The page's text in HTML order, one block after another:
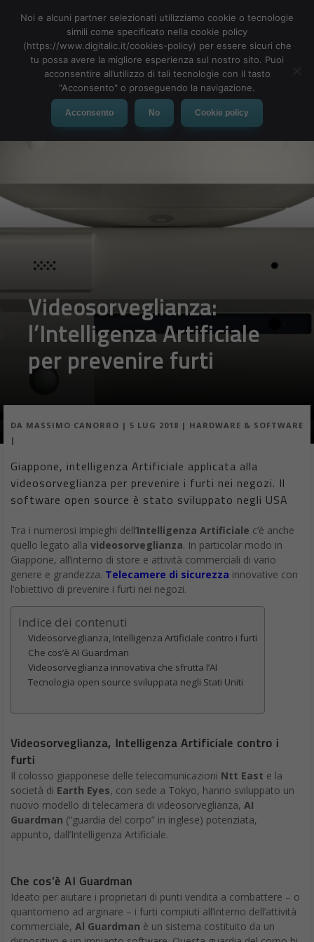
MENU
Videosorveglianza:
l’Intelligenza Artificiale
per prevenire furti
DA MASSIMO CANORRO | 5 LUG 2018 | HARDWARE & SOFTWARE
|
Giappone, intelligenza Artificiale applicata alla
videosorveglianza per prevenire i furti nei negozi. Il
software open source è stato sviluppato negli USA
Tra i numerosi impieghi dell’Intelligenza Artificiale c’è anche
quello legato alla videosorveglianza. In particolar modo in
Giappone, all’interno di store e attività commerciali di vario
genere e grandezza. Telecamere di sicurezza innovative con
l’obiettivo di prevenire i furti nei negozi.
Indice dei contenuti
Videosorveglianza, Intelligenza Artificiale contro i furti
Che cos’è AI Guardman
Videosorveglianza innovativa che sfrutta l’AI
Tecnologia open source sviluppata negli Stati Uniti
Videosorveglianza, Intelligenza Artificiale contro i
furti
Il colosso giapponese delle telecomunicazioni Ntt East e la
società di Earth Eyes, con sede a Tokyo, hanno sviluppato un
nuovo modello di telecamera di videosorveglianza, AI
Guardman (“guardia del corpo” in inglese) potenziata,
appunto, dall’Intelligenza Artificiale.
Che cos’è AI Guardman
Ideato per aiutare i proprietari di punti vendita a combattere – o
quantomeno ad arginare – i furti compiuti all’interno dell’attività
commerciale, Al Guardman è un sistema costituito da un
Noi e alcuni partner selezionati utilizziamo cookie o tecnologie
simili come specificato nella cookie policy
(https://www.digitalic.it/cookies-policy) per essere sicuri che
tu possa avere la migliore esperienza sul nostro sito. Puoi
acconsentire all’utilizzo di tali tecnologie con il tasto
"Acconsento" o proseguendo la navigazione.
Acconsento No Cookie policy